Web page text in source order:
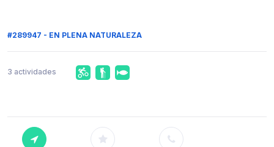
#289947 - EN PLENA NATURALEZA
3 actividades